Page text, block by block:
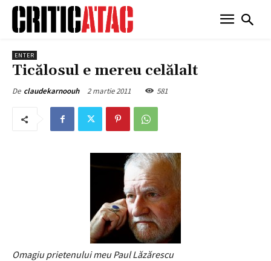
ENTER
Ticălosul e mereu celălalt
De claudekarnoouh 2 martie 2011 581
Omagiu prietenului meu Paul Lăzărescu